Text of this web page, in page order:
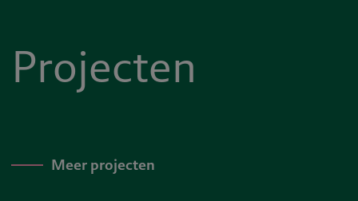
Projecten
Meer projecten